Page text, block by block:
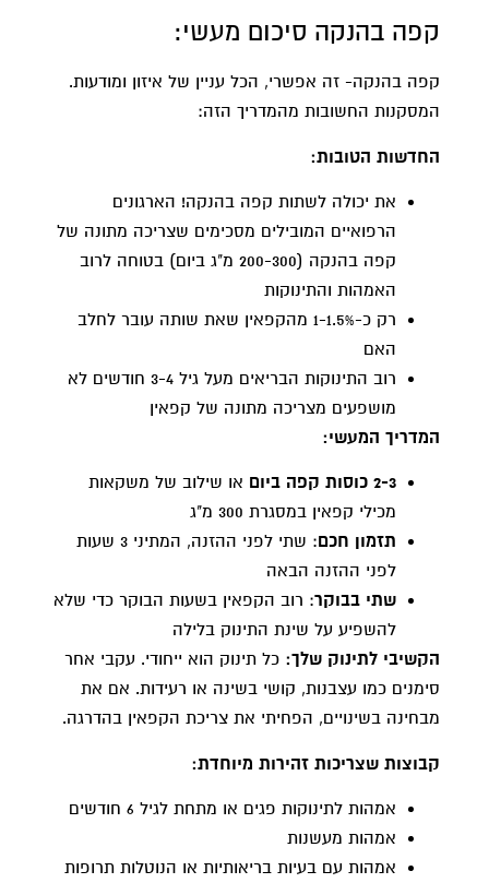
קפה בהנקה סיכום מעשי:
קפה בהנקה- זה אפשרי, הכל עניין של איזון ומודעות.
המסקנות החשובות מהמדריך הזה:
החדשות הטובות:
את יכולה לשתות קפה בהנקה! הארגונים
הרפואיים המובילים מסכימים שצריכה מתונה של
קפה בהנקה (200-300 מ"ג ביום) בטוחה לרוב
האמהות והתינוקות
רק כ-1-1.5% מהקפאין שאת שותה עובר לחלב
האם
רוב התינוקות הבריאים מעל גיל 3-4 חודשים לא
מושפעים מצריכה מתונה של קפאין
המדריך המעשי:
2-3 כוסות קפה ביום
או שילוב של משקאות
מכילי קפאין במסגרת 300 מ"ג
תזמון חכם
: שתי לפני ההזנה, המתיני 3 שעות
לפני ההזנה הבאה
שתי בבוקר: רוב הקפאין בשעות הבוקר כדי שלא
להשפיע על שינת התינוק בלילה
הקשיבי לתינוק שלך: כל תינוק הוא ייחודי. עקבי אחר
סימנים כמו עצבנות, קושי בשינה או רעידות. אם את
מבחינה בשינויים, הפחיתי את צריכת הקפאין בהדרגה.
קבוצות שצריכות זהירות מיוחדת:
אמהות לתינוקות פגים או מתחת לגיל 6 חודשים
אמהות מעשנות
אמהות עם בעיות בריאותיות או הנוטלות תרופות